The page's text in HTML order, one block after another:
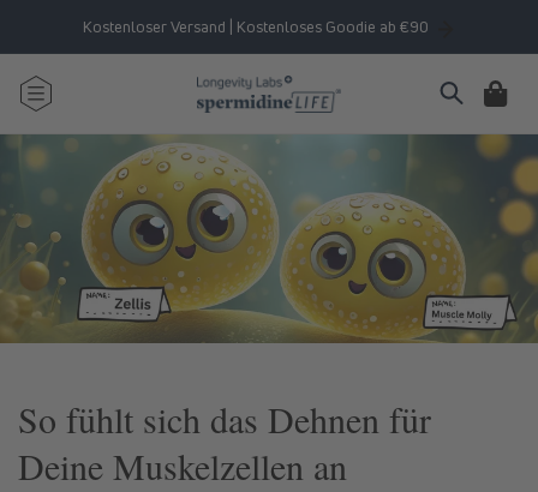
Inhalt
Kostenloser Versand | Kostenloses Goodie ab €90
Warenkorb
So fühlt sich das Dehnen für
Deine Muskelzellen an